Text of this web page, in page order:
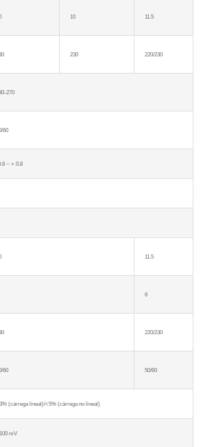
10 11.5
230 220/230
270
60
~ + 0.8
11.5
6
220/230
60 50/60
(càrrega lineal)/<5% (càrrega no lineal)
mV